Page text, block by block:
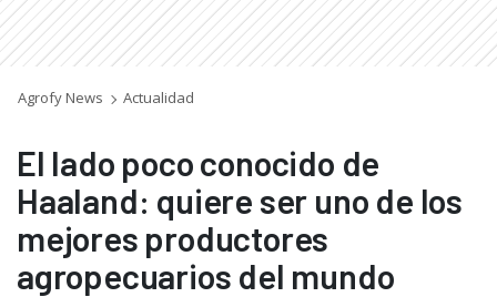
Agrofy News Actualidad
El lado poco conocido de
Haaland: quiere ser uno de los
mejores productores
agropecuarios del mundo